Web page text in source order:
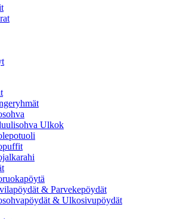
Ulkok
& Parvekepöydät
& Ulkosivupöydät